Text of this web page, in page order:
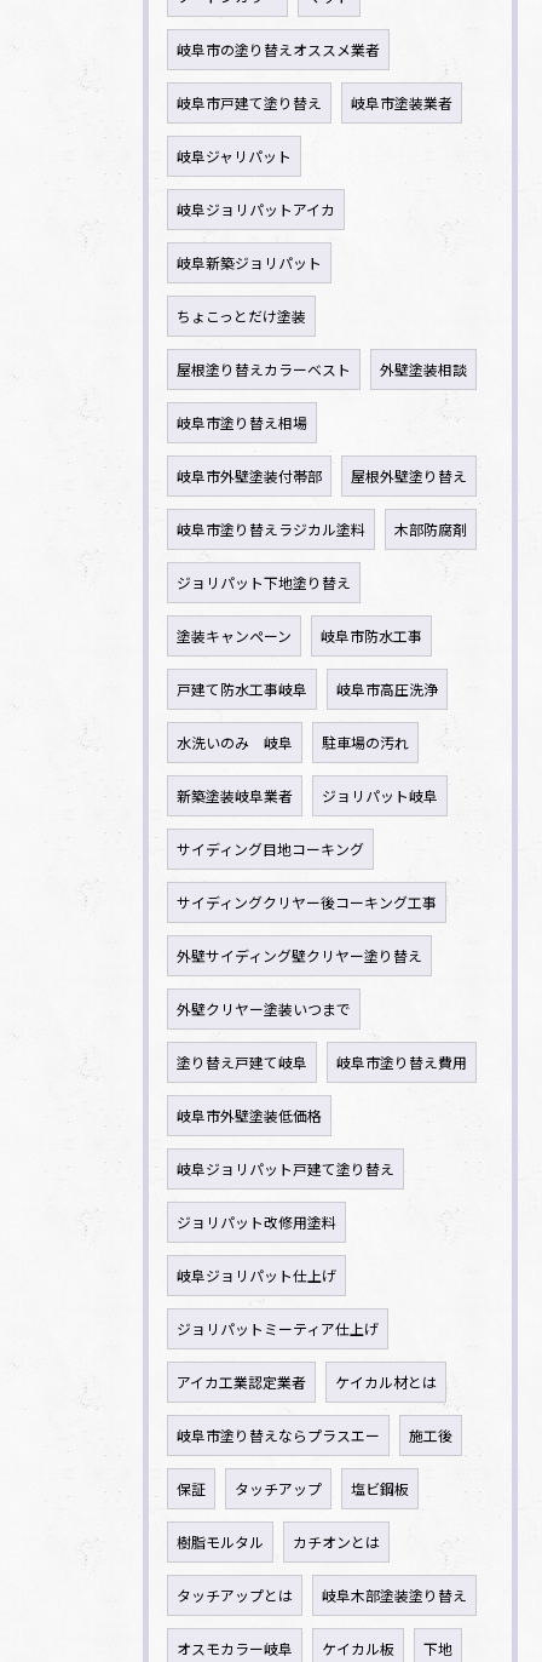
岐阜市の塗り替えオススメ業者
岐阜市戸建て塗り替え 岐阜市塗装業者
岐阜ジャリパット
岐阜ジョリパットアイカ
岐阜新築ジョリパット
ちょこっとだけ塗装
屋根塗り替えカラーベスト 外壁塗装相談
岐阜市塗り替え相場
岐阜市外壁塗装付帯部 屋根外壁塗り替え
岐阜市塗り替えラジカル塗料 木部防腐剤
ジョリパット下地塗り替え
塗装キャンペーン 岐阜市防水工事
戸建て防水工事岐阜 岐阜市高圧洗浄
水洗いのみ 岐阜 駐車場の汚れ
新築塗装岐阜業者 ジョリパット岐阜
サイディング目地コーキング
サイディングクリヤー後コーキング工事
外壁サイディング壁クリヤー塗り替え
外壁クリヤー塗装いつまで
塗り替え戸建て岐阜 岐阜市塗り替え費用
岐阜市外壁塗装低価格
岐阜ジョリパット戸建て塗り替え
ジョリパット改修用塗料
岐阜ジョリパット仕上げ
ジョリパットミーティア仕上げ
アイカ工業認定業者 ケイカル材とは
岐阜市塗り替えならプラスエー 施工後
保証 タッチアップ 塩ビ鋼板
樹脂モルタル カチオンとは
タッチアップとは 岐阜木部塗装塗り替え
オスモカラー岐阜 ケイカル板 下地